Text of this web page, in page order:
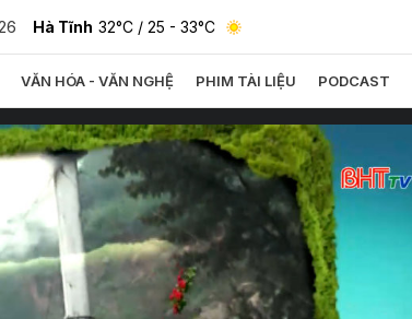
Hà Tĩnh 32°C / 25 - 33°C
VĂN HÓA - VĂN NGHỆ PHIM TÀI LIỆU PODCAST